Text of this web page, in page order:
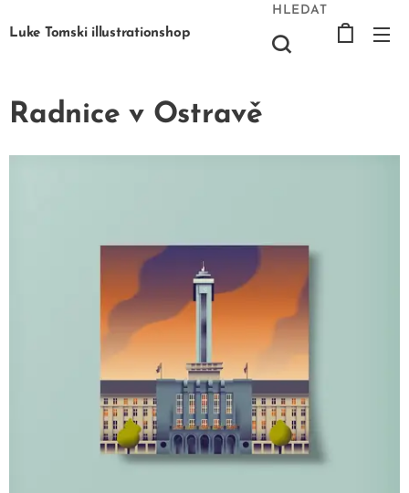
Luke Tomski illustrationshop
HLEDAT
Radnice v Ostravě